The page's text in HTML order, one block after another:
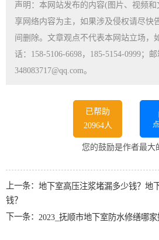
声明：本网站发布的内容(图片、视频
享网络内容为主，如果涉及侵权请尽快
间删除。文章观点不代表本网站立场，
话：158-5106-6698，185-5154-0999；邮
348083717@qq.com。
已帮助
20964人
您的鼓励是作者最大
上一条： 地下室高压注浆堵漏多少钱？地
钱？
下一条： 2023_抚顺市地下室防水修缮哪